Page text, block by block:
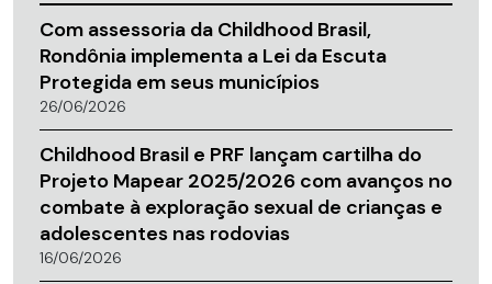
Com assessoria da Childhood Brasil,
Rondônia implementa a Lei da Escuta
Protegida em seus municípios
26/06/2026
Childhood Brasil e PRF lançam cartilha do
Projeto Mapear 2025/2026 com avanços no
combate à exploração sexual de crianças e
adolescentes nas rodovias
16/06/2026